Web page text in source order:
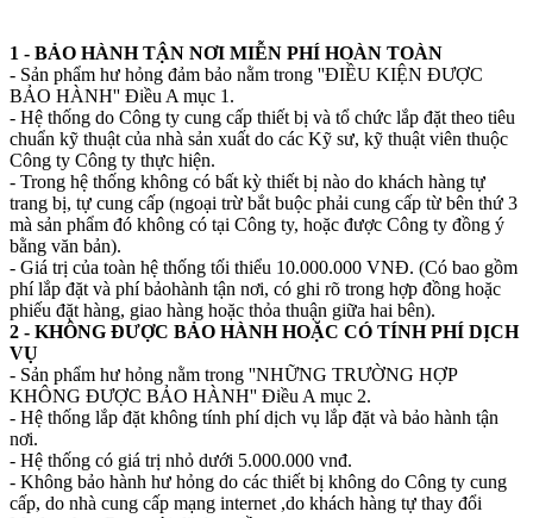
1 - BẢO HÀNH TẬN NƠI MIỄN PHÍ HOÀN TOÀN
- Sản phẩm hư hỏng đảm bảo nằm trong ''ĐIỀU KIỆN ĐƯỢC
BẢO HÀNH'' Điều A mục 1.
- Hệ thống do Công ty cung cấp thiết bị và tổ chức lắp đặt theo tiêu
chuẩn kỹ thuật của nhà sản xuất do các Kỹ sư, kỹ thuật viên thuộc
Công ty Công ty thực hiện.
- Trong hệ thống không có bất kỳ thiết bị nào do khách hàng tự
trang bị, tự cung cấp (ngoại trừ bắt buộc phải cung cấp từ bên thứ 3
mà sản phẩm đó không có tại Công ty, hoặc được Công ty đồng ý
bằng văn bản).
- Giá trị của toàn hệ thống tối thiểu 10.000.000 VNĐ. (Có bao gồm
phí lắp đặt và phí bảohành tận nơi, có ghi rõ trong hợp đồng hoặc
phiếu đặt hàng, giao hàng hoặc thỏa thuận giữa hai bên).
2 - KHÔNG ĐƯỢC BẢO HÀNH HOẶC CÓ TÍNH PHÍ DỊCH
VỤ
- Sản phẩm hư hỏng nằm trong ''NHỮNG TRƯỜNG HỢP
KHÔNG ĐƯỢC BẢO HÀNH'' Điều A mục 2.
- Hệ thống lắp đặt không tính phí dịch vụ lắp đặt và bảo hành tận
nơi.
- Hệ thống có giá trị nhỏ dưới 5.000.000 vnđ.
- Không bảo hành hư hỏng do các thiết bị không do Công ty cung
cấp, do nhà cung cấp mạng internet ,do khách hàng tự thay đổi